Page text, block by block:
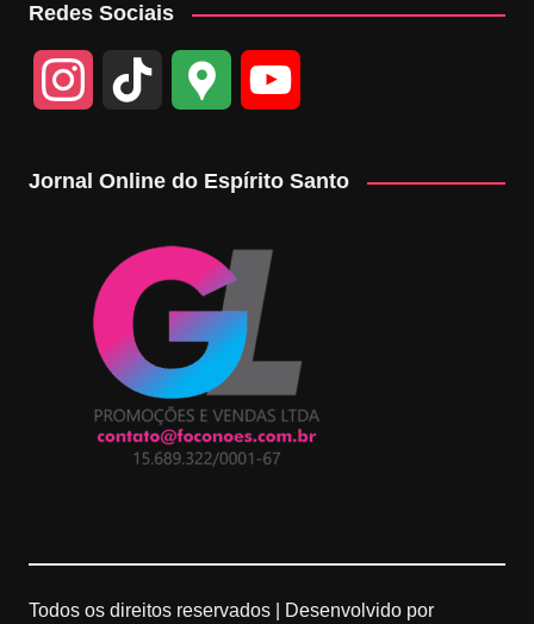
Redes Sociais
a
r
o
k
o
g
l
e
M
s
b
e
a
Jornal Online do Espírito Santo
Todos os direitos reservados | Desenvolvido por